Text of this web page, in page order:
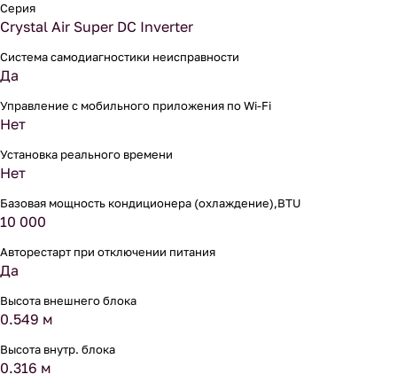
Серия
Crystal Air Super DC Inverter
Система самодиагностики неисправности
Да
Управление c мобильного приложения по Wi-Fi
Нет
Установка реального времени
Нет
Базовая мощность кондиционера (охлаждение),BTU
10 000
Авторестарт при отключении питания
Да
Высота внешнего блока
0.549 м
Высота внутр. блока
0.316 м